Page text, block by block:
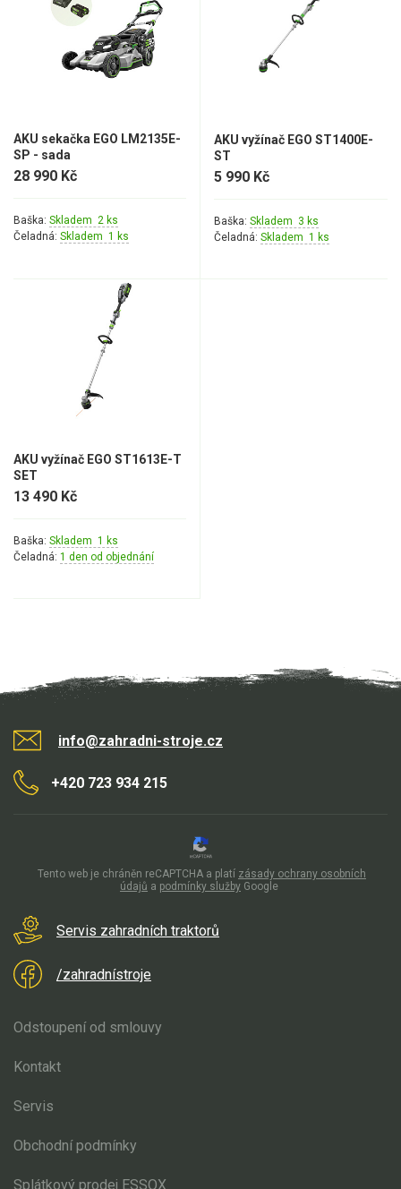
AKU sekačka EGO LM2135E-
SP - sada
28 990 Kč
Baška: Skladem 2 ks
Čeladná: Skladem 1 ks
AKU vyžínač EGO ST1400E-
ST
5 990 Kč
Baška: Skladem 3 ks
Čeladná: Skladem 1 ks
AKU vyžínač EGO ST1613E-T
SET
13 490 Kč
Baška: Skladem 1 ks
Čeladná: 1 den od objednání
info@zahradni-stroje.cz
+420 723 934 215
Servis zahradních traktorů
/zahradnístroje
Odstoupení od smlouvy
Kontakt
Servis
Obchodní podmínky
Splátkový prodej ESSOX
Tento web je chráněn reCAPTCHA a platí zásady ochrany osobních
údajů a podmínky služby Google